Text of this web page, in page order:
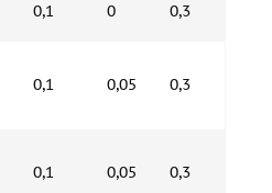
0,1 0 0,3
0,1 0,05 0,3
0,1 0,05 0,3